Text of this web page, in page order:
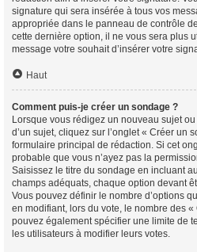
signature qui sera insérée à tous vos
appropriée dans le panneau de contrôle
cette dernière option, il ne vous sera plus
message votre souhait d’insérer votre
Haut
Comment puis-je créer un sondage ?
Lorsque vous rédigez un nouveau sujet
d’un sujet, cliquez sur l’onglet « Créer un
formulaire principal de rédaction. Si cet
probable que vous n’ayez pas la
Saisissez le titre du sondage en incluant
champs adéquats, chaque option devant
Vous pouvez définir le nombre d’options
en modifiant, lors du vote, le nombre des
pouvez également spécifier une limite de
les utilisateurs à modifier leurs votes.